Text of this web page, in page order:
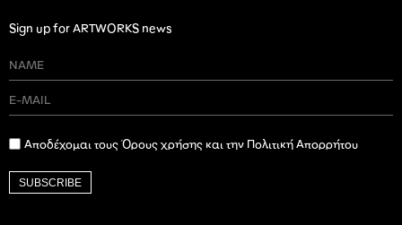
Sign up for ARTWORKS news
Αποδέχομαι τους Όρους χρήσης και την Πολιτική Απορρήτου
SUBSCRIBE